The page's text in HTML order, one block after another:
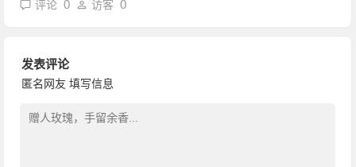
评论0 访客0
发表评论
匿名网友 填写信息